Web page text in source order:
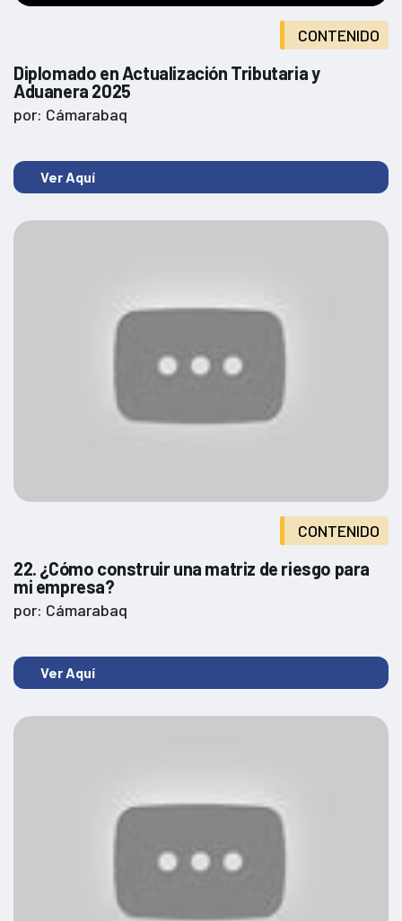
CONTENIDO
Diplomado en Actualización Tributaria y
Aduanera 2025
por: Cámarabaq
Ver Aquí
CONTENIDO
22. ¿Cómo construir una matriz de riesgo para
mi empresa?
por: Cámarabaq
Ver Aquí